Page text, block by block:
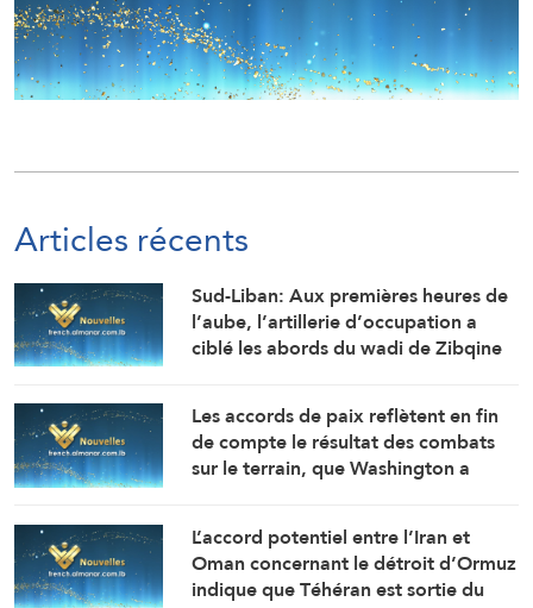
Articles récents
Sud-Liban: Aux premières heures de
l’aube, l’artillerie d’occupation a
ciblé les abords du wadi de Zibqine
Mansouri avec plusieurs obus, tandis
que les forces d’occupation ont
mené une explosion dans la localité
de Hadatha (Correspondant
Les accords de paix reflètent en fin
de compte le résultat des combats
sur le terrain, que Washington a
parvenir (Le Daily Telegraph)
L’accord potentiel entre l’Iran et
Oman concernant le détroit d’Ormuz
indique que Téhéran est sortie du